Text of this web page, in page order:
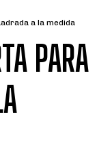
a la medida
PARA